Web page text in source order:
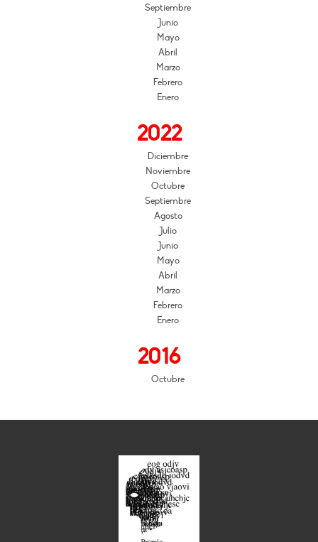
Septiembre
Junio
Mayo
Abril
Marzo
Febrero
Enero
2022
Diciembre
Noviembre
Octubre
Septiembre
Agosto
Julio
Junio
Mayo
Abril
Marzo
Febrero
Enero
2016
Octubre